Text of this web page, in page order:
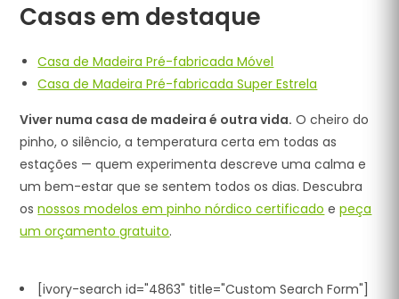
Casas em destaque
Casa de Madeira Pré-fabricada Móvel
Casa de Madeira Pré-fabricada Super Estrela
Viver numa casa de madeira é outra vida. O cheiro do
pinho, o silêncio, a temperatura certa em todas as
estações — quem experimenta descreve uma calma e
um bem-estar que se sentem todos os dias. Descubra
osnossos modelos em pinho nórdico certificado epeça
um orçamento gratuito.
[ivory-search id="4863" title="Custom Search Form"]